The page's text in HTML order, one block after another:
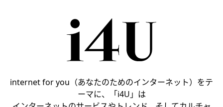
internet for you（あなたのためのインターネット）をテ
ーマに、「i4U」は